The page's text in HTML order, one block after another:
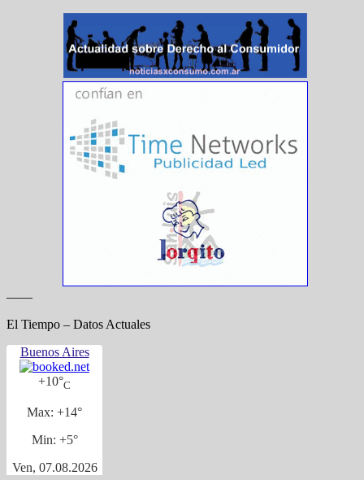
——
El Tiempo – Datos Actuales
Buenos Aires
+10°C
Max: +14°
Min: +5°
Ven, 07.08.2026